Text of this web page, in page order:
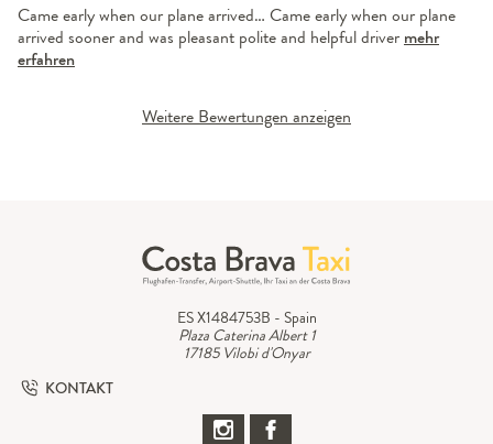
Came early when our plane arrived… Came early when our plane
arrived sooner and was pleasant polite and helpful driver mehr
erfahren
Weitere Bewertungen anzeigen
ES X1484753B - Spain
Plaza Caterina Albert 1
17185 Vilobi d'Onyar
KONTAKT